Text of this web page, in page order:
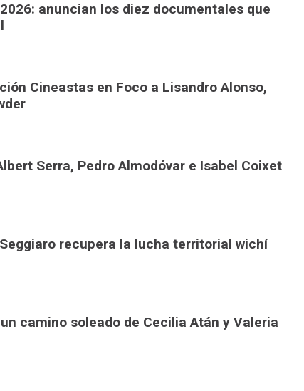
anuncian los diez documentales que
Cineastas en Foco a Lisandro Alonso,
Serra, Pedro Almodóvar e Isabel Coixet
recupera la lucha territorial wichí
camino soleado de Cecilia Atán y Valeria